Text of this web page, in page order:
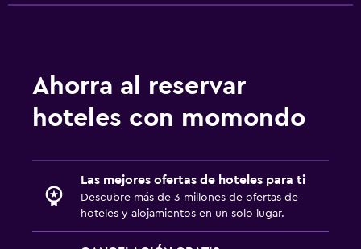
Ahorra al reservar
hoteles con momondo
Las mejores ofertas de hoteles para ti
Descubre más de 3 millones de ofertas de
hoteles y alojamientos en un solo lugar.